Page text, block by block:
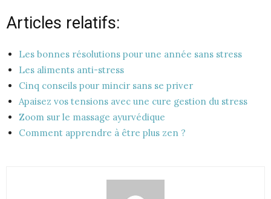
Articles relatifs:
Les bonnes résolutions pour une année sans stress
Les aliments anti-stress
Cinq conseils pour mincir sans se priver
Apaisez vos tensions avec une cure gestion du stress
Zoom sur le massage ayurvédique
Comment apprendre à être plus zen ?